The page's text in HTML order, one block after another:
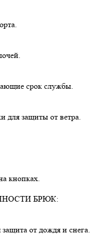
срок службы.
для защиты от ветра.
кнопках.
БРЮК:
от дождя и снега.